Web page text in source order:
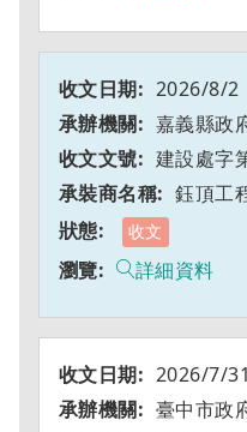
2026/8/2
嘉義縣政
建設處字
鈺頂工
收文
詳細資料
2026/7/31
臺中市政